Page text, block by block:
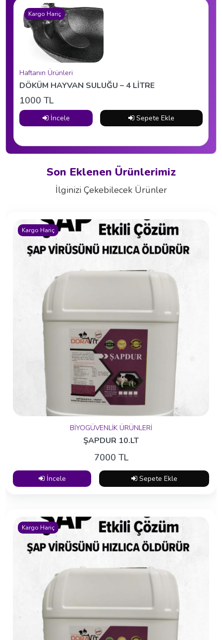
Kargo Hariç
Haftanın Ürünleri
DÖKÜM HAYVAN SULUĞU – 4 LİTRE
1000 TL
İncele Sepete Ekle
Haftanın Ürünleri
KOYUN VE KEÇİ BOLUSU 6 AY ETKİLİ (30’LU)
4200 TL
Sepete Ekle
Kargo Hariç
BUZAĞI BAKIM ve BESLEME
MULTİBOL CALF BUZAĞI BOLUSU 6 AY ETKİLİ
(20’Lİ)
8000 TL
Sepete Ekle
Haftanın Ürünleri
KÜÇÜKBAŞ BOLUS YUTTURMA SONDASI
METAL
İncele
Kargo Hariç
Son Eklenen Ürünlerimiz
İlginizi Çekebilecek Ürünler
Kargo Hariç
BİYOGÜVENLİK ÜRÜNLERİ
ŞAPDUR 10.LT
7000 TL
İncele Sepete Ekle
Kargo Hariç